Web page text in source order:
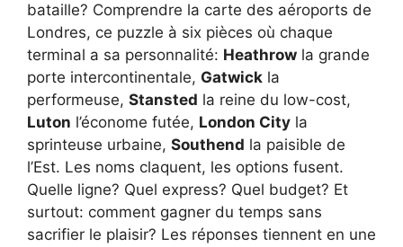
bataille? Comprendre la carte des aéroports de
Londres, ce puzzle à six pièces où chaque
terminal a sa personnalité: Heathrow la grande
porte intercontinentale, Gatwick la
performeuse, Stansted la reine du low-cost,
Luton l’économe futée, London City la
sprinteuse urbaine, Southend la paisible de
l’Est. Les noms claquent, les options fusent.
Quelle ligne? Quel express? Quel budget? Et
surtout: comment gagner du temps sans
sacrifier le plaisir? Les réponses tiennent en une